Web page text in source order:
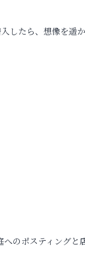
したら、想像を遥
へのポスティングと